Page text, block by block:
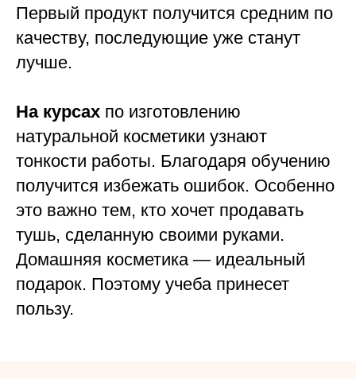
Первый продукт получится средним по
качеству, последующие уже станут
лучше.
На курсах по изготовлению
натуральной косметики узнают
тонкости работы. Благодаря обучению
получится избежать ошибок. Особенно
это важно тем, кто хочет продавать
тушь, сделанную своими руками.
Домашняя косметика — идеальный
подарок. Поэтому учеба принесет
пользу.